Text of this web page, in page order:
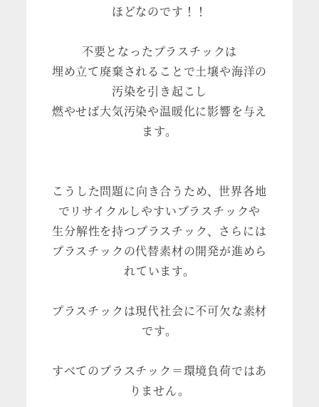
ほどなのです！！
不要となったプラスチックは
埋め立て廃棄されることで土壌や海洋の
汚染を引き起こし
燃やせば大気汚染や温暖化に影響を与え
ます。
こうした問題に向き合うため、世界各地
でリサイクルしやすいプラスチックや
生分解性を持つプラスチック、さらには
プラスチックの代替素材の開発が進めら
れています。
プラスチックは現代社会に不可欠な素材
です。
すべてのプラスチック＝環境負荷ではあ
りません。